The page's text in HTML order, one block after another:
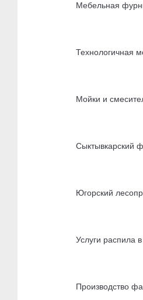
Мебельная
Технологичная
Мойки и
Сыктывкарский
Югорский
Услуги распила
Производство